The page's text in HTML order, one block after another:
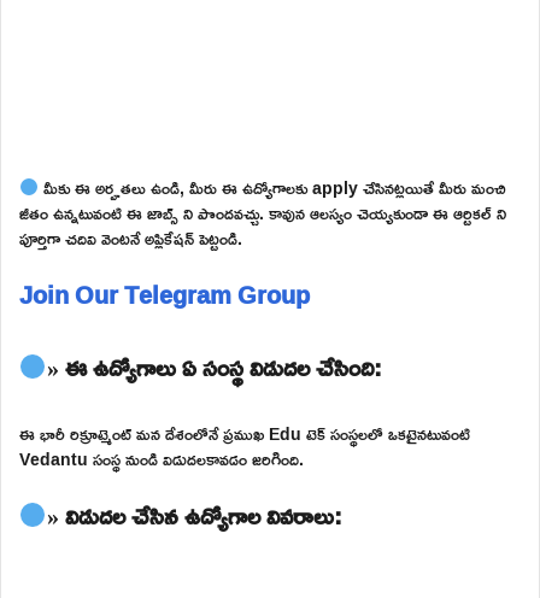
మీకు ఈ అర్హతలు ఉండి, మీరు ఈ ఉద్యోగాలకు apply చేసినట్లయితే మీరు మంచి
జీతం ఉన్నటువంటి ఈ జాబ్స్ ని పొందవచ్చు. కావున ఆలస్యం చెయ్యకుండా ఈ ఆర్టికల్ ని
పూర్తిగా చదివి వెంటనే అప్లికేషన్ పెట్టండి.
Join Our Telegram Group
» ఈ ఉద్యోగాలు ఏ సంస్థ విడుదల చేసింది:
ఈ భారీ రిక్రూట్మెంట్ మన దేశంలోనే ప్రముఖ Edu టెక్ సంస్థలలో ఒకటైనటువంటి
Vedantu సంస్థ నుండి విడుదలకావడం జరిగింది.
» విడుదల చేసిన ఉద్యోగాల వివరాలు: